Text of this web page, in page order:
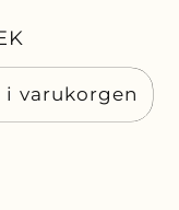
i varukorgen